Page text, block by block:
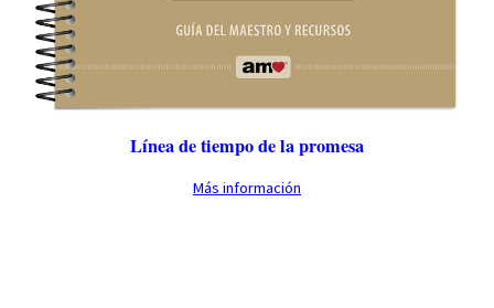
Línea de tiempo de la promesa
Más información